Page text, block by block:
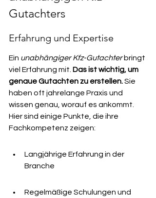
Gutachters
Erfahrung und Expertise
Ein unabhängiger Kfz-Gutachter bringt
viel Erfahrung mit. Das ist wichtig, um
genaue Gutachten zu erstellen. Sie
haben oft jahrelange Praxis und
wissen genau, worauf es ankommt.
Hier sind einige Punkte, die ihre
Fachkompetenz zeigen:
Langjährige Erfahrung in der
Branche
Regelmäßige Schulungen und